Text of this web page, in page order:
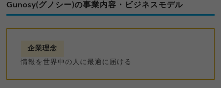
Gunosy(グノシー)の事業内容・ビジネスモデル
企業理念
情報を世界中の人に最適に届ける